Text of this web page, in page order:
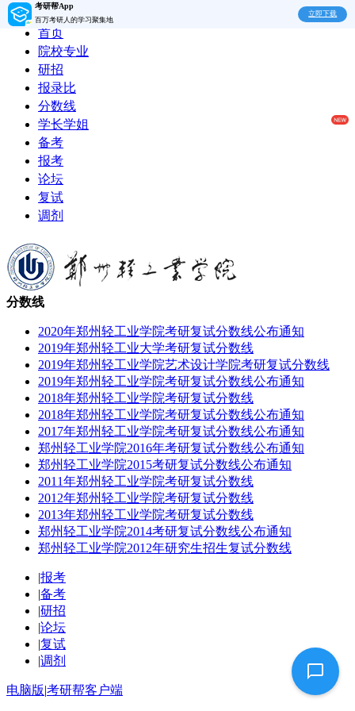
考研帮App
百万考研人的学习聚集地
立即下载
首页
院校专业
研招
报录比
分数线
学长学姐
备考
报考
论坛
复试
调剂
分数线
2020年郑州轻工业学院考研复试分数线公布通知
2019年郑州轻工业大学考研复试分数线
2019年郑州轻工业学院艺术设计学院考研复试分数线
2019年郑州轻工业学院考研复试分数线公布通知
2018年郑州轻工业学院考研复试分数线
2018年郑州轻工业学院考研复试分数线公布通知
2017年郑州轻工业学院考研复试分数线公布通知
郑州轻工业学院2016年考研复试分数线公布通知
郑州轻工业学院2015考研复试分数线公布通知
2011年郑州轻工业学院考研复试分数线
2012年郑州轻工业学院考研复试分数线
2013年郑州轻工业学院考研复试分数线
郑州轻工业学院2014考研复试分数线公布通知
郑州轻工业学院2012年研究生招生复试分数线
|报考
|备考
|研招
|论坛
|复试
|调剂
电脑版|考研帮客户端